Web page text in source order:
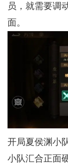
员，就需要调
面。
开局夏侯渊小
小队汇合正面